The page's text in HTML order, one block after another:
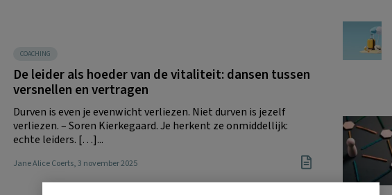
COACHING
De leider als hoeder van de vitaliteit: dansen tussen
versnellen en vertragen
Durven is even je evenwicht verliezen. Niet durven is jezelf
verliezen. – Soren Kierkegaard. Je herkent ze onmiddellijk:
echte leiders. […]...
Jane Alice Coerts, 3 november 2025